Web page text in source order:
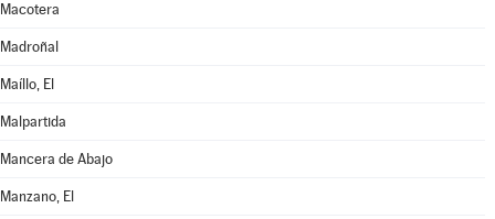
Macotera
Madroñal
Maíllo, El
Malpartida
Mancera de Abajo
Manzano, El